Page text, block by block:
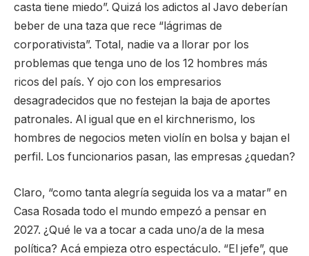
casta tiene miedo”. Quizá los adictos al Javo deberían
beber de una taza que rece “lágrimas de
corporativista”. Total, nadie va a llorar por los
problemas que tenga uno de los 12 hombres más
ricos del país. Y ojo con los empresarios
desagradecidos que no festejan la baja de aportes
patronales. Al igual que en el kirchnerismo, los
hombres de negocios meten violín en bolsa y bajan el
perfil. Los funcionarios pasan, las empresas ¿quedan?
Claro, “como tanta alegría seguida los va a matar” en
Casa Rosada todo el mundo empezó a pensar en
2027. ¿Qué le va a tocar a cada uno/a de la mesa
política? Acá empieza otro espectáculo. “El jefe”, que